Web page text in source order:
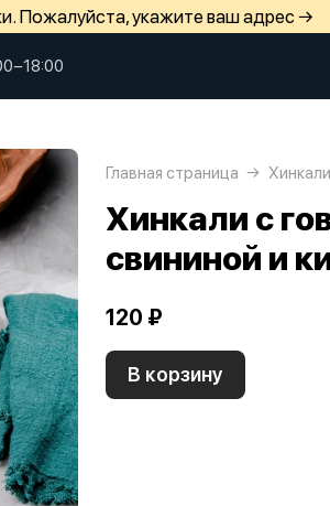
Пожалуйста, укажите ваш адрес →
Главная страница Хинкали
Хинкали с
свининой и
120 ₽
В корзину